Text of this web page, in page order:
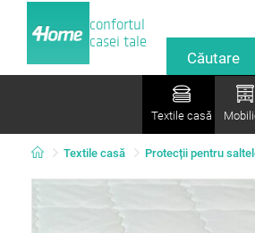
confortul
casei tale
Textile casă
Textile casă Protecții pentru